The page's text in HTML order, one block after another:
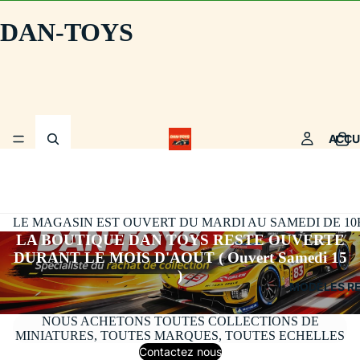
DAN-TOYS
MODÈLES
LE MAGASIN EST OUVERT DU MARDI AU SAMEDI DE
LA BOUTIQUE DAN TOYS RESTE OUVERTE
DURANT LE MOIS D'AOUT ( Ouvert Samedi 15
)
NOUS ACHETONS TOUTES COLLECTIONS DE
MINIATURES, TOUTES MARQUES, TOUTES ECHELLES
Contactez nous